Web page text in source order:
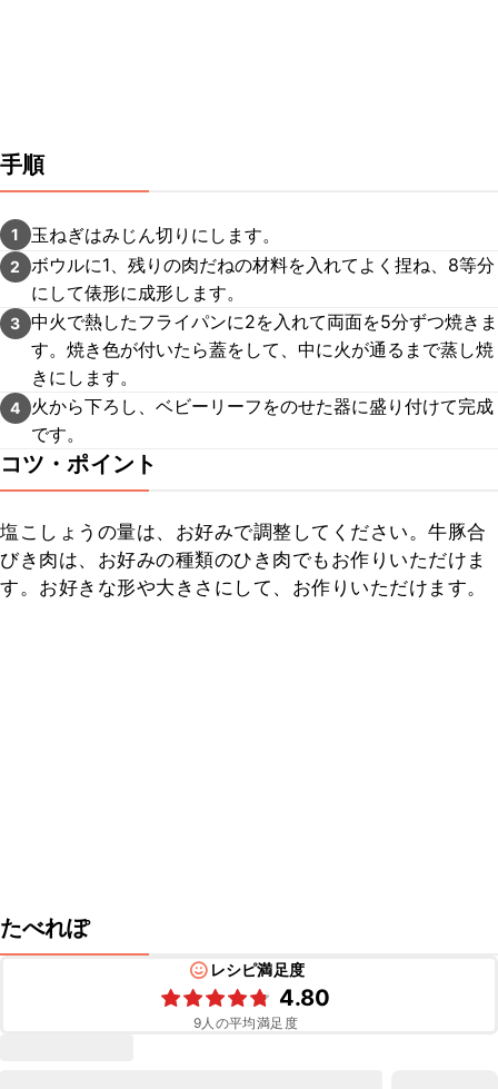
手順
1 玉ねぎはみじん切りにします。
2
ボウルに1、残りの肉だねの材料を入れてよく捏ね、8等分
にして俵形に成形します。
3 中火で熱したフライパンに2を入れて両面を5分ずつ焼きま
す。焼き色が付いたら蓋をして、中に火が通るまで蒸し焼
きにします。
4
火から下ろし、ベビーリーフをのせた器に盛り付けて完成
です。
コツ・ポイント
塩こしょうの量は、お好みで調整してください。牛豚合
びき肉は、お好みの種類のひき肉でもお作りいただけま
す。お好きな形や大きさにして、お作りいただけます。
たべれぽ
レシピ満足度
4.80
9人の平均満足度